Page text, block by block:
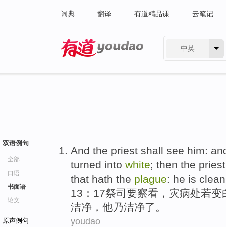
词典 翻译 有道精品课 云笔记
中英
双语例句
全部
口语
书面语
论文
原声例句
And the priest shall see him:
turned into white; then the
that hath the plague: he is
13：17祭司 要察看 ， 灾病处若变
洁净 ， 他乃洁净了。
youdao